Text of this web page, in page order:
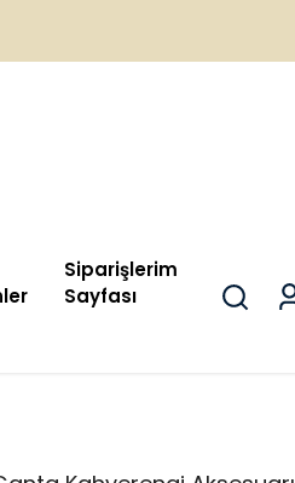
Siparişlerim
Sayfası